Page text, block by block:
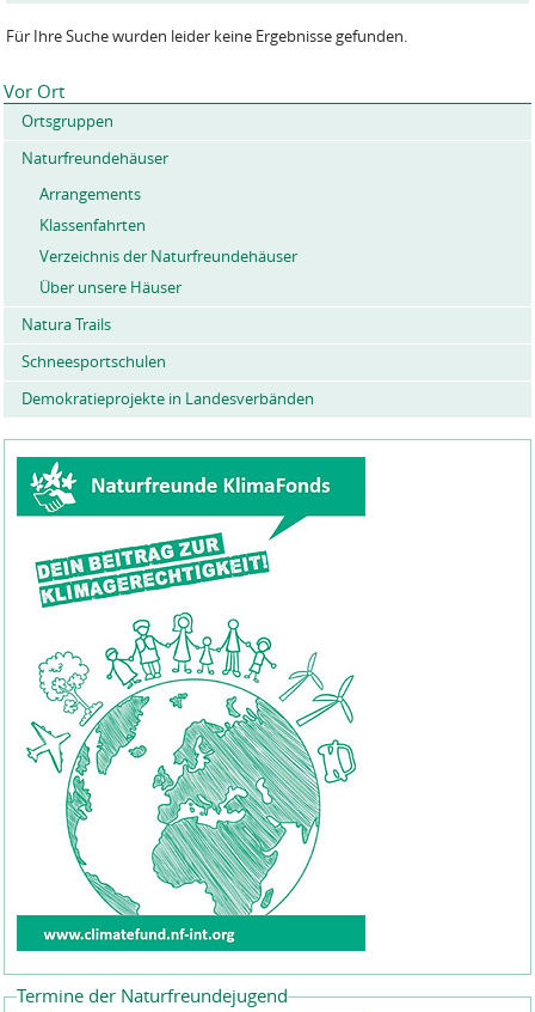
Für Ihre Suche wurden leider keine Ergebnisse gefunden.
Vor Ort
Ortsgruppen
Naturfreundehäuser
Arrangements
Klassenfahrten
Verzeichnis der Naturfreundehäuser
Über unsere Häuser
Natura Trails
Schneesportschulen
Demokratieprojekte in Landesverbänden
Termine der Naturfreundejugend